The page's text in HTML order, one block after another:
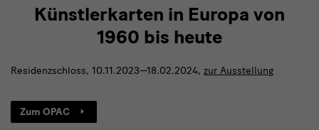
Künstlerkarten in Europa von
1960 bis heute
Residenzschloss, 10.11.2023—18.02.2024, zur Ausstellung
Zum OPAC